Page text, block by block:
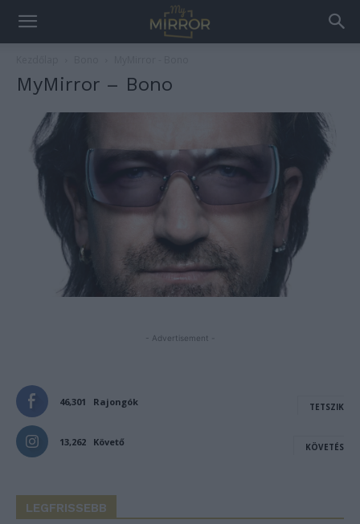
MyMirror – Bono
- Advertisement -
46,301 Rajongók TETSZIK
13,262 Követő KÖVETÉS
LEGFRISSEBB